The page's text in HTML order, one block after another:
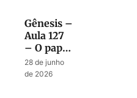
Gênesis –
Aula 127
– O papel
Profético
de Jacó
28 de junho
de 2026